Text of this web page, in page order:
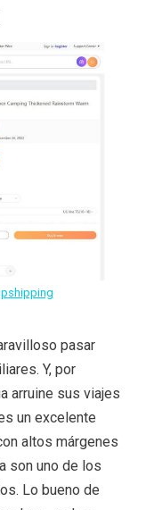
pasar
Y, por
arruine sus viajes
un excelente
altos márgenes
son uno de los
Lo bueno de